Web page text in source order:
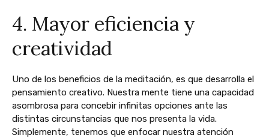
4. Mayor eficiencia y
creatividad
Uno de los beneficios de la meditación, es que desarrolla el
pensamiento creativo. Nuestra mente tiene una capacidad
asombrosa para concebir infinitas opciones ante las
distintas circunstancias que nos presenta la vida.
Simplemente, tenemos que enfocar nuestra atención